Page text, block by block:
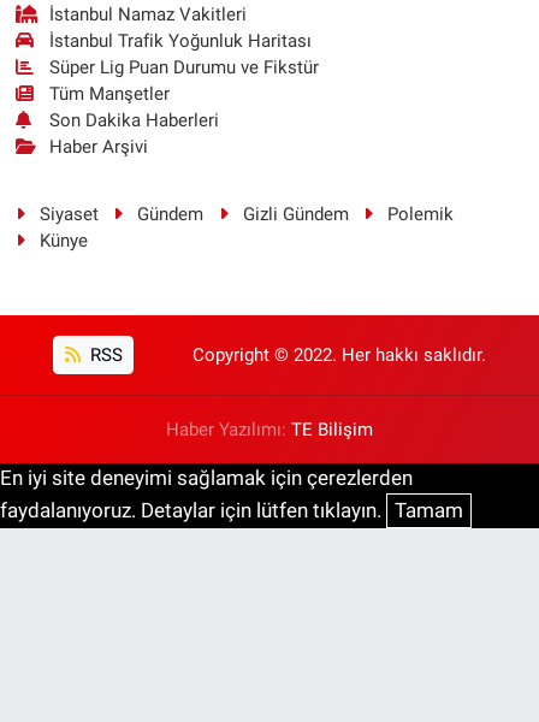
İstanbul Namaz Vakitleri
İstanbul Trafik Yoğunluk Haritası
Süper Lig Puan Durumu ve Fikstür
Tüm Manşetler
Son Dakika Haberleri
Haber Arşivi
Siyaset Gündem Gizli Gündem
Polemik
Künye
RSS Copyright © 2022. Her hakkı saklıdır.
Haber Yazılımı: TE Bilişim
En iyi site deneyimi sağlamak için çerezlerden
faydalanıyoruz. Detaylar için lütfen tıklayın. Tamam